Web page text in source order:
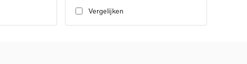
Vergelijken